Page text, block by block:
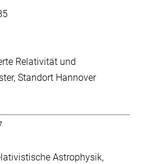
Relativität und
Standort Hannover
Astrophysik